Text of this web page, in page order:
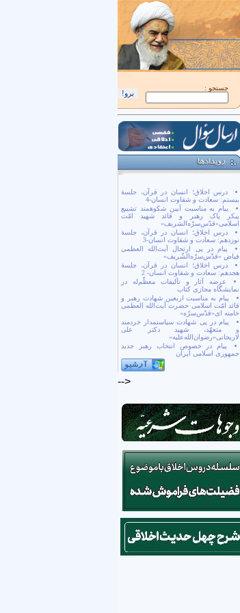
جستجو :
درس اخلاق؛ انسان در قرآن، جلسۀ
بیستم: سعادت و شقاوت انسان-4
پیام به مناسبت آیین شکوهمند تشییع
پیکر پاک رهبر و قائد شهید امّت
اسلامی«قدّس‌سرّه‌الشریف»
درس اخلاق؛ انسان در قرآن، جلسۀ
نوزدهم: سعادت و شقاوت انسان-3
پیام در پی ارتحال آیت‌الله العظمی
فیاض «قدّس‌سرّه‌الشّریف»
درس اخلاق؛ انسان در قرآن، جلسۀ
هجدهم: سعادت و شقاوت انسان- 2
عرضه آثار و تألیفات معظّم‌له در
نمایشگاه مجازی کتاب
پیام به مناسبت اربعین شهادت رهبر و
قائد امّت اسلامی حضرت آیت‌الله العظمی
خامنه ای«قدّس‌سرّه»
پیام در پی شهادت سیاستمدار خردمند
و متعهّد، شهید دکتر علی
لاریجانی«رضوان‌الله‌علیه»
پیام در خصوص انتخاب رهبر جدید
جمهوری اسلامی ایران
-->